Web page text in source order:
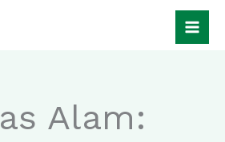
Alam: